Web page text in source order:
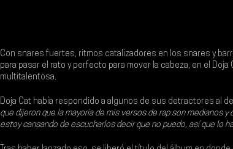
Con snares fuertes, ritmos catalizadores en los snares y
para pasar el rato y perfecto para mover la cabeza, en el Doja
multitalentosa.
Doja Cat había respondido a algunos de sus detractores al
que dijeron que la mayoría de mis versos de rap son medianos
estoy cansando de escucharlos decir que no puedo, así que lo